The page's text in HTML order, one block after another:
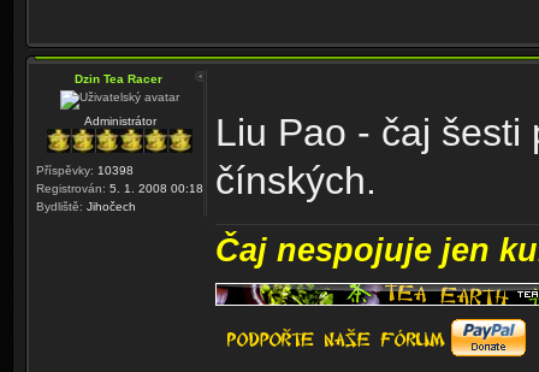
Dzin Tea Racer
Administrátor
Příspěvky: 10398
Registrován: 5. 1. 2008 00:18
Bydliště: Jihočech
Liu Pao - čaj šesti
čínských.
Čaj nespojuje jen